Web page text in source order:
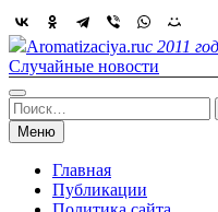
Skip
to
content
Aromatizaciya.ruс 2011
Случайные новости
Найти:
Меню
Главная
Публикации